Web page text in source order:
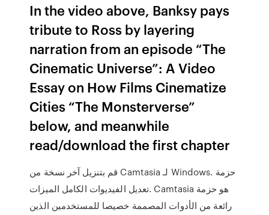
In the video above, Banksy pays
tribute to Ross by layering
narration from an episode “The
Cinematic Universe”: A Video
Essay on How Films Cinematize
Cities “The Monsterverse”
below, and meanwhile
read/download the first chapter
قم بتنزيل آخر نسخة من Camtasia لـ Windows. حزمة
تعديل الفيديوات الكامل الميزات. Camtasia هو حزمة
رائعة من الأدوات المصممة خصيصا للمستخدمين الذين